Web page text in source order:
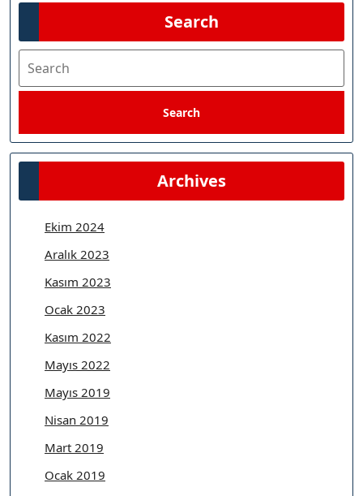
Search
Search
Search
Archives
Ekim 2024
Aralık 2023
Kasım 2023
Ocak 2023
Kasım 2022
Mayıs 2022
Mayıs 2019
Nisan 2019
Mart 2019
Ocak 2019